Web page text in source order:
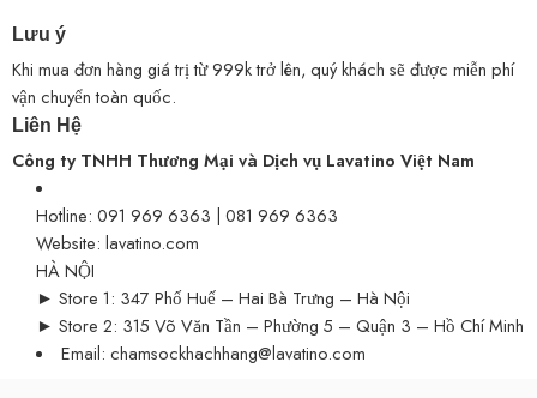
Lưu ý
Khi mua đơn hàng giá trị từ 999k trở lên, quý khách sẽ được miễn phí
vận chuyển toàn quốc.
Liên Hệ
Công ty TNHH Thương Mại và Dịch vụ Lavatino Việt Nam
Hotline: 091 969 6363 | 081 969 6363
Website: lavatino.com
HÀ NỘI
► Store 1: 347 Phố Huế – Hai Bà Trưng – Hà Nội
► Store 2: 315 Võ Văn Tần – Phường 5 – Quận 3 – Hồ Chí Minh
Email: chamsockhachhang@lavatino.com